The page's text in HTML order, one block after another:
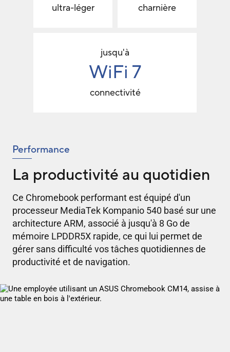
ultra-léger charnière
jusqu'à
WiFi 7
connectivité
Performance
La productivité au quotidien
Ce Chromebook performant est équipé d'un
processeur MediaTek Kompanio 540 basé sur une
architecture ARM, associé à jusqu'à 8 Go de
mémoire LPDDR5X rapide, ce qui lui permet de
gérer sans difficulté vos tâches quotidiennes de
productivité et de navigation.